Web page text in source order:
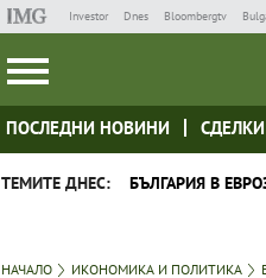
Investor Dnes Bloombergtv
ПОСЛЕДНИ НОВИНИ СДЕЛКИ
ТЕМИТЕ ДНЕС: БЪЛГАРИЯ В
НАЧАЛО ИКОНОМИКА И ПОЛИТИКА